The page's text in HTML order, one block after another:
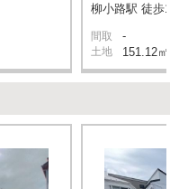
柳小路駅 徒歩
間取 -
土地 151.12㎡